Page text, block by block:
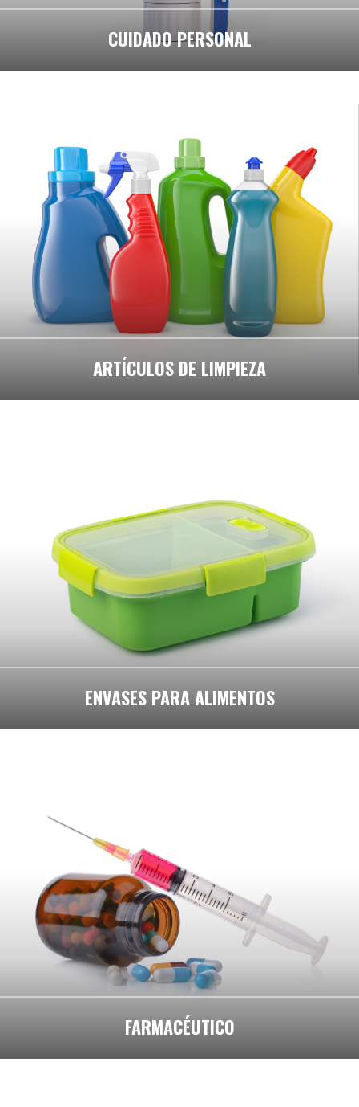
CUIDADO PERSONAL
ARTÍCULOS DE LIMPIEZA
ENVASES PARA ALIMENTOS
FARMACÉUTICO